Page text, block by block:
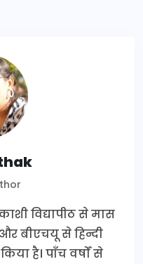
विद्यापीठ से मास
बीएचयू से हिन्दी
है। पाँच वर्षों से